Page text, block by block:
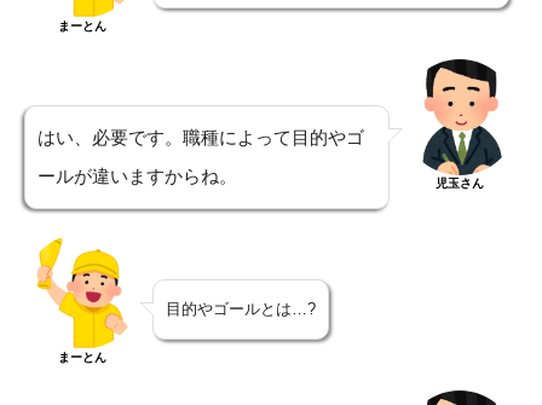
まーとん
はい、必要です。職種によって目的やゴ
ールが違いますからね。
児玉さん
まーとん
目的やゴールとは…?